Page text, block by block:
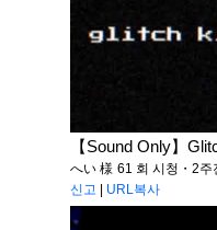
【Sound Only】
へい 様 61 회 시청・2주
신고
URL복사